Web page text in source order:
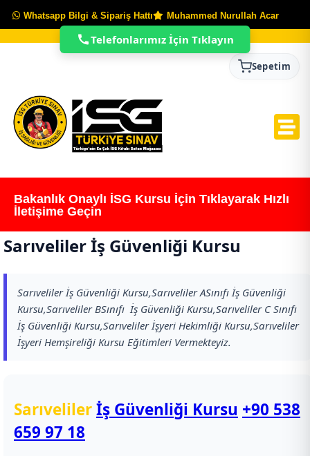
Whatsapp Bilgi & Sipariş Hattı Muhammed Nurullah Acar
Sepetim
Bakanlık Onaylı İSG Kursu İçin Tıklayarak Hızlı
İletişime Geçin
Sarıveliler İş Güvenliği Kursu
Sarıveliler İş Güvenliği Kursu,Sarıveliler ASınıfı İş Güvenliği
Kursu,Sarıveliler BSınıfı İş Güvenliği Kursu,Sarıveliler C Sınıfı
İş Güvenliği Kursu,Sarıveliler İşyeri Hekimliği Kursu,Sarıveliler
İşyeri Hemşireliği Kursu Eğitimleri Vermekteyiz.
Sarıvelilerİş Güvenliği Kursu +90 538
659 97 18
Telefonlarımız İçin Tıklayın